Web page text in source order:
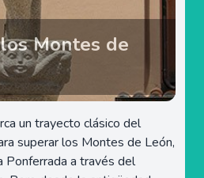
Montes de
un trayecto clásico del
superar los Montes de León,
Ponferrada a través del